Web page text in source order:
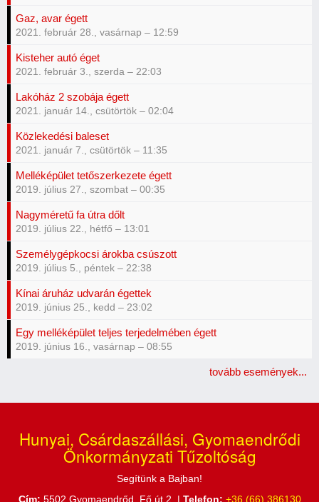
Gaz, avar égett
2021. február 28., vasárnap – 12:59
Kisteher autó éget
2021. február 3., szerda – 22:03
Lakóház 2 szobája égett
2021. január 14., csütörtök – 02:04
Közlekedési baleset
2021. január 7., csütörtök – 11:35
Melléképület tetőszerkezete égett
2019. július 27., szombat – 00:35
Nagyméretű fa útra dőlt
2019. július 22., hétfő – 13:01
Személygépkocsi árokba csúszott
2019. július 5., péntek – 22:38
Kínai áruház udvarán égettek
2019. június 25., kedd – 23:02
Egy melléképület teljes terjedelmében égett
2019. június 16., vasárnap – 08:55
tovább események...
Hunyai, Csárdaszállási, Gyomaendrődi
Önkormányzati Tűzoltóság
Segítünk a Bajban!
Cím: 5502 Gyomaendrőd, Fő út 2. | Telefon: +36 (66) 386130